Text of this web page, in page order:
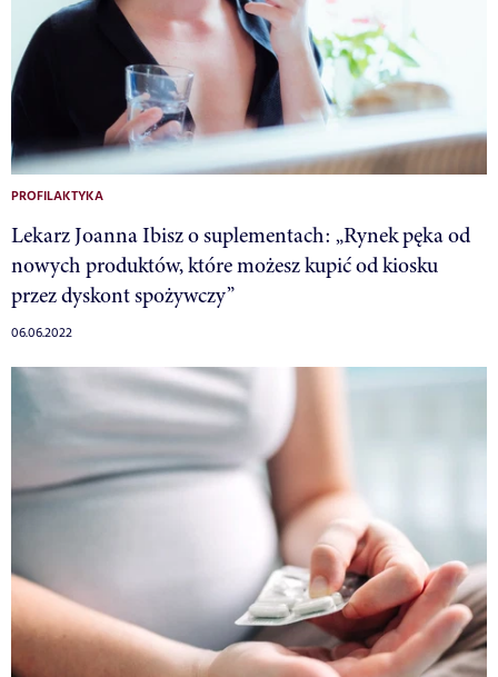
PROFILAKTYKA
Lekarz Joanna Ibisz o suplementach: „Rynek pęka od
nowych produktów, które możesz kupić od kiosku
przez dyskont spożywczy”
06.06.2022